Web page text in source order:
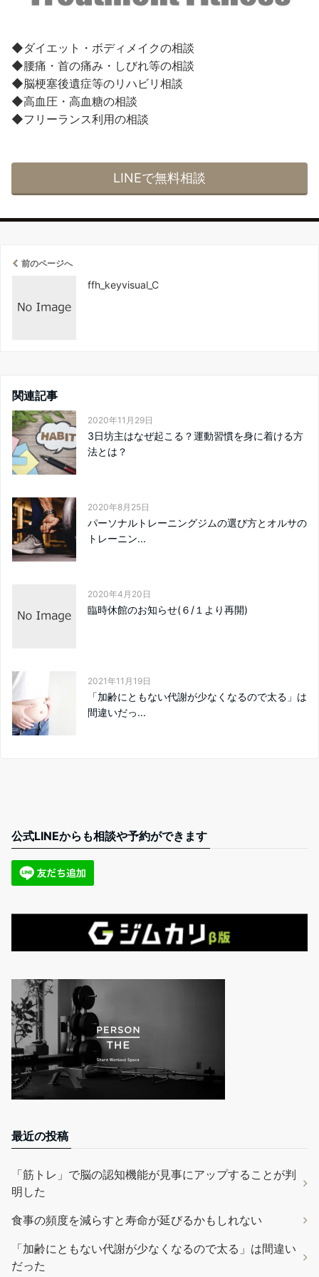
◆ダイエット・ボディメイクの相談
◆腰痛・首の痛み・しびれ等の相談
◆脳梗塞後遺症等のリハビリ相談
◆高血圧・高血糖の相談
◆フリーランス利用の相談
LINEで無料相談
前のページへ
ffh_keyvisual_C
関連記事
2020年11月29日
3日坊主はなぜ起こる？運動習慣を身に着ける方
法とは？
2020年8月25日
パーソナルトレーニングジムの選び方とオルサの
トレーニン...
2020年4月20日
臨時休館のお知らせ(６/１より再開)
2021年11月19日
「加齢にともない代謝が少なくなるので太る」は
間違いだっ...
公式LINEからも相談や予約ができます
最近の投稿
「筋トレ」で脳の認知機能が見事にアップすることが判
明した
食事の頻度を減らすと寿命が延びるかもしれない
「加齢にともない代謝が少なくなるので太る」は間違い
だった